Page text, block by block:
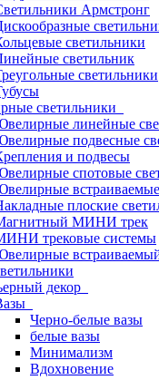
Армстронг
светильники
светильник
светильники
светильники
линейные
подвесные
и подвесы
спотовые
плоские
МИНИ трек
трековые системы
декор
Черно-белые вазы
белые вазы
Минимализм
Вдохновение